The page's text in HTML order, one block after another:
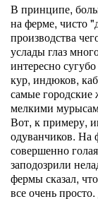
В принципе,
на ферме, чисто
производства
услады глаз
интересно
кур, индюков,
самые
мелкими
Вот, к примеру,
одуванчиков. На
совершенно
заподозрили
фермы сказал,
все очень